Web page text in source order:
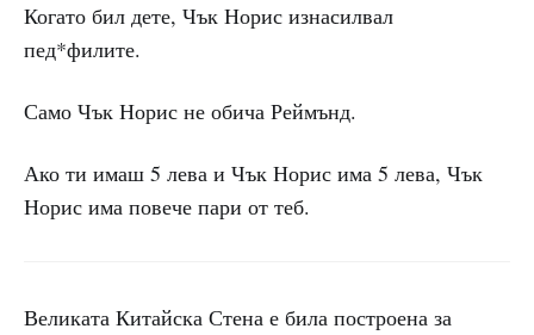
Когато бил дете, Чък Норис изнасилвал
пед*филите.
Само Чък Норис не обича Реймънд.
Ако ти имаш 5 лева и Чък Норис има 5 лева, Чък
Норис има повече пари от теб.
Великата Китайска Стена е била построена за